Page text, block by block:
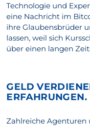
Technologie und
eine Nachricht im
ihre Glaubensbrüder
lassen, weil sich
über einen langen
GELD
ERFAHRUNGEN.
Zahlreiche